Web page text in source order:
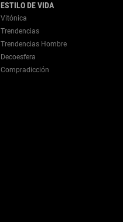
ESTILO DE VIDA
Vitónica
Trendencias
Trendencias Hombre
Decoesfera
Compradicción